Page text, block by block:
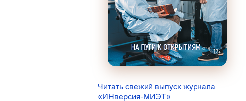
Читать свежий выпуск журнала
«ИНверсия-МИЭТ»